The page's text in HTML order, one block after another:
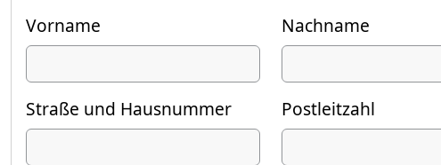
Vorname
Nachname
Straße und Hausnummer Postleitzahl